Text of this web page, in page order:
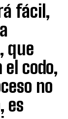
fácil,
que
el codo,
no
es